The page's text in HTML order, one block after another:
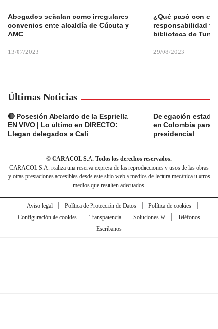
Abogados señalan como irregulares
convenios ente alcaldía de Cúcuta y
AMC
13/07/2023
¿Qué pasó con el
responsabilidad
biblioteca de
29/08/2023
Últimas Noticias
🔴 Posesión Abelardo de la Espriella
EN VIVO | Lo último en DIRECTO:
Llegan delegados a Cali
Delegación
en Colombia para
presidencial
© CARACOL S.A. Todos los derechos reservados.
CARACOL S.A. realiza una reserva expresa de las reproducciones y usos de las obras
y otras prestaciones accesibles desde este sitio web a medios de lectura mecánica u otros
medios que resulten adecuados.
Aviso legal Política de Protección de Datos
Política de cookies
Configuración de cookies
Transparencia Soluciones W
Teléfonos
Escríbanos